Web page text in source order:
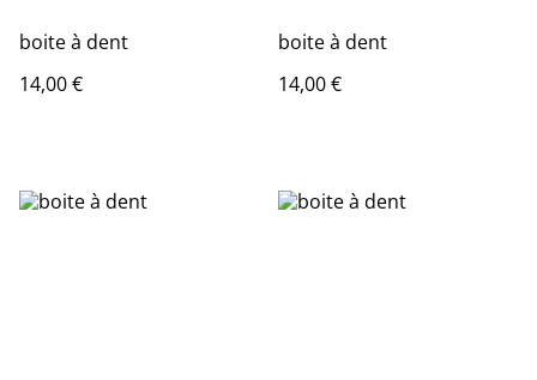
boite à dent
14,00 €
boite à dent
14,00 €